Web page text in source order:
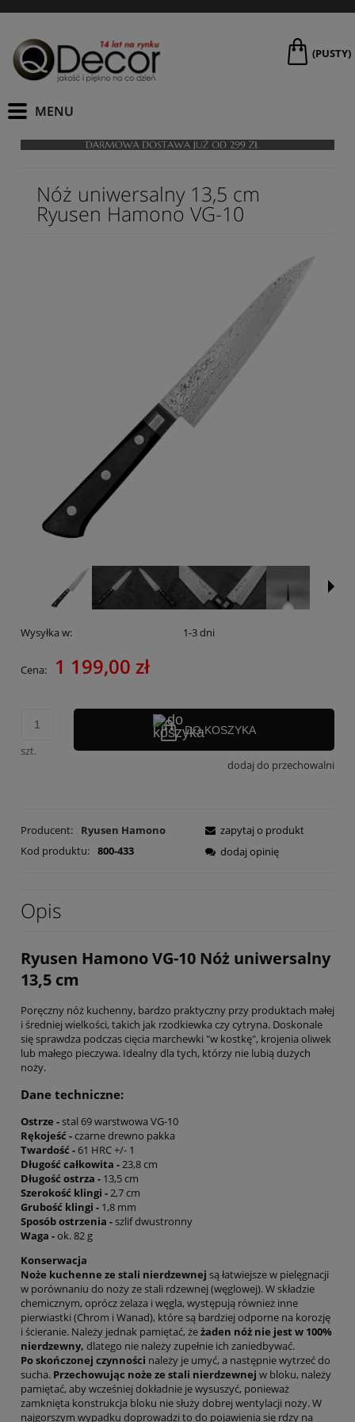
(PUSTY)
Nóż uniwersalny 13,5 cm
Ryusen Hamono VG-10
Wysyłka w: 1-3 dni
Cena: 1 199,00 zł
szt.
DO KOSZYKA
dodaj do przechowalni
Producent:
Ryusen Hamono
Kod produktu: 800-433
zapytaj o produkt
dodaj opinię
Opis
Ryusen Hamono VG-10 Nóż uniwersalny
13,5 cm
Poręczny nóż kuchenny, bardzo praktyczny przy produktach małej
i średniej wielkości, takich jak rzodkiewka czy cytryna. Doskonale
się sprawdza podczas cięcia marchewki "w kostkę", krojenia oliwek
lub małego pieczywa. Idealny dla tych, którzy nie lubią dużych
noży.
Dane techniczne:
Ostrze -stal 69 warstwowa VG-10
Rękojeść -czarne drewno pakka
Twardość -61 HRC +/- 1
Długość całkowita -23,8 cm
Długość ostrza - 13,5 cm
Szerokość klingi -2,7 cm
Grubość klingi - 1,8 mm
Sposób ostrzenia -szlif dwustronny
Waga -ok. 82 g
Konserwacja
Noże kuchenne ze stali nierdzewnej są łatwiejsze w pielęgnacji
w porównaniu do noży ze stali rdzewnej (węglowej). W składzie
chemicznym, oprócz żelaza i węgla, występują również inne
pierwiastki (Chrom i Wanad), które są bardziej odporne na korozję
i ścieranie. Należy jednak pamiętać, żeżaden nóż nie jest w 100%
nierdzewny, dlatego nie należy zupełnie ich zaniedbywać.
Po skończonej czynności należy je umyć, a następnie wytrzeć do
sucha. Przechowując noże ze stali nierdzewnej w bloku, należy
pamiętać, aby wcześniej dokładnie je wysuszyć, ponieważ
zamknięta konstrukcja bloku nie służy dobrej wentylacji noży. W
najgorszym wypadku doprowadzi to do pojawienia się rdzy na